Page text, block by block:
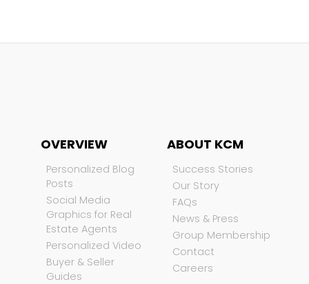
OVERVIEW
Personalized Blog
Posts
Social Media
Graphics for Real
Estate Agents
Personalized Video
Buyer & Seller
Guides
ABOUT KCM
Success Stories
Our Story
FAQs
News & Press
Group Membership
Contact
Careers